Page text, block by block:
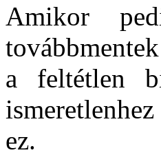
Amikor
a feltétlen
ez.